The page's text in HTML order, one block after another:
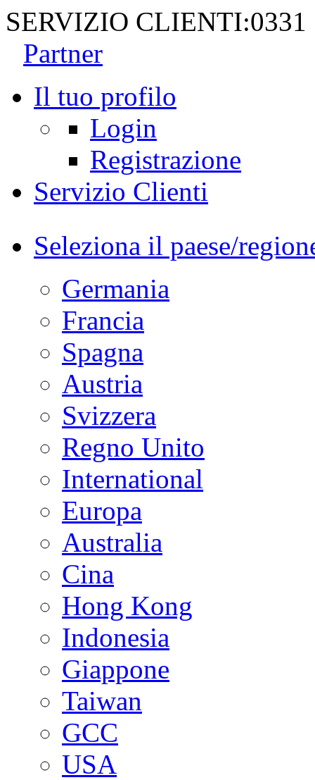
SERVIZIO CLIENTI:0331
Partner
Il tuo profilo
Login
Registrazione
Servizio Clienti
Seleziona il paese/
Germania
Francia
Spagna
Austria
Svizzera
Regno Unito
International
Europa
Australia
Cina
Hong Kong
Indonesia
Giappone
Taiwan
GCC
USA